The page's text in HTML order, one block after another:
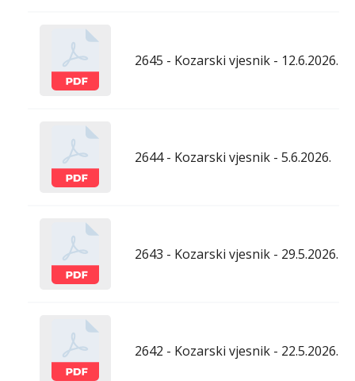
2645 - Kozarski vjesnik - 12.6.2026.
2644 - Kozarski vjesnik - 5.6.2026.
2643 - Kozarski vjesnik - 29.5.2026.
2642 - Kozarski vjesnik - 22.5.2026.